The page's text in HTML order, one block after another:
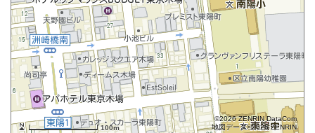
100m
©2026 ZENRIN DataCom
地図データ©2026 ZENRIN